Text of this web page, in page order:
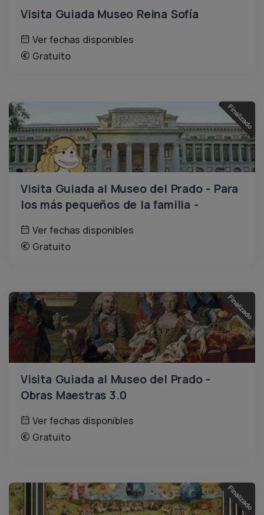
Visita Guiada Museo Reina Sofía
Ver fechas disponibles
Gratuito
Visita Guiada al Museo del Prado - Para
los más pequeños de la familia -
Ver fechas disponibles
Gratuito
Visita Guiada al Museo del Prado -
Obras Maestras 3.0
Ver fechas disponibles
Gratuito